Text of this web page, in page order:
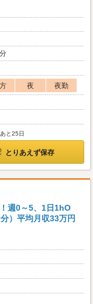
夜
夜勤
と25日
とりあえず保存
週0～5、1日1hO
）平均月収33万円